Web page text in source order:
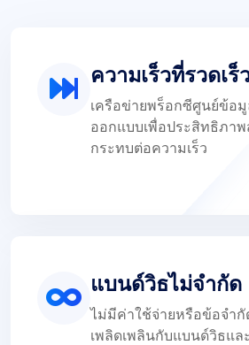
ความเร็วที่รวดเร็
เครือข่ายพร็อกซีศูนย์ข้อมู
ออกแบบเพื่อประสิทธิภาพ
กระทบต่อความเร็ว
แบนด์วิธไม่จำกัด
ไม่มีค่าใช้จ่ายหรือข้อจำกั
เพลิดเพลินกับแบนด์วิธแล